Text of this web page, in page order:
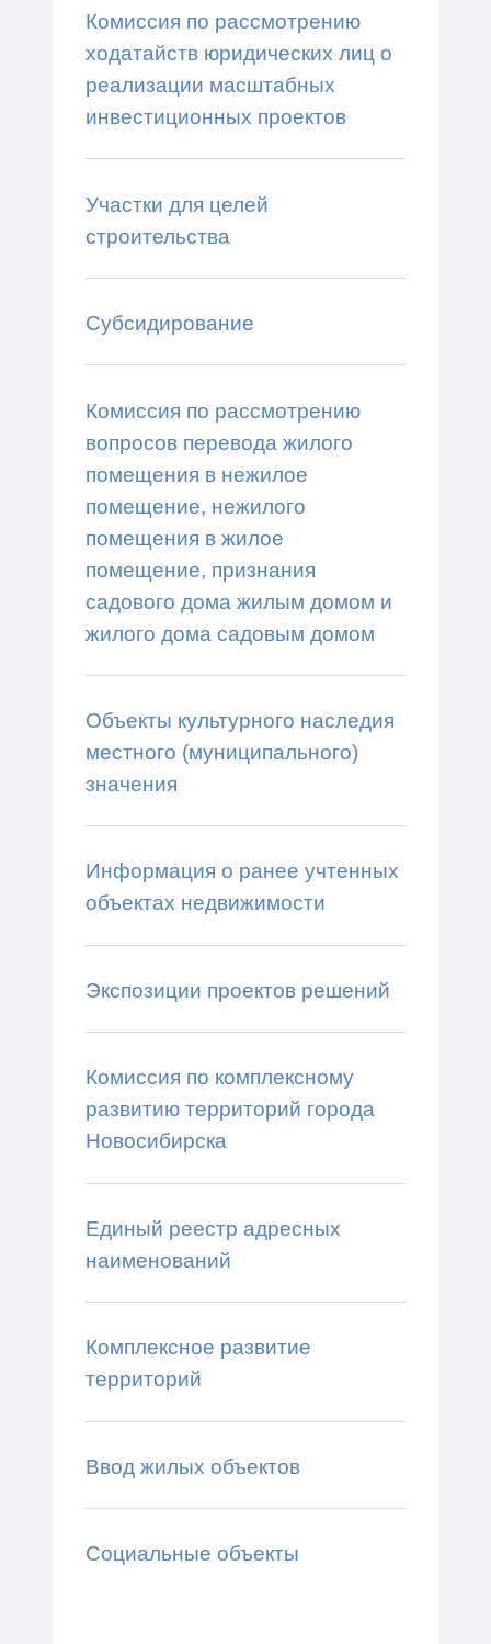
Комиссия по рассмотрению
ходатайств юридических лиц о
реализации масштабных
инвестиционных проектов
Участки для целей
строительства
Субсидирование
Комиссия по рассмотрению
вопросов перевода жилого
помещения в нежилое
помещение, нежилого
помещения в жилое
помещение, признания
садового дома жилым домом и
жилого дома садовым домом
Объекты культурного наследия
местного (муниципального)
значения
Информация о ранее учтенных
объектах недвижимости
Экспозиции проектов решений
Комиссия по комплексному
развитию территорий города
Новосибирска
Единый реестр адресных
наименований
Комплексное развитие
территорий
Ввод жилых объектов
Социальные объекты